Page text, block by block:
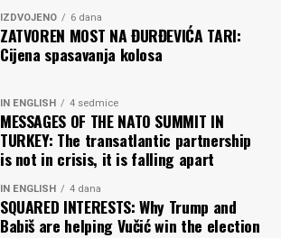
IZDVOJENO 6 dana
ZATVOREN MOST NA ĐURĐEVIĆA TARI:
Cijena spasavanja kolosa
IN ENGLISH 4 sedmice
MESSAGES OF THE NATO SUMMIT IN
TURKEY: The transatlantic partnership
is not in crisis, it is falling apart
IN ENGLISH 4 dana
SQUARED INTERESTS: Why Trump and
Babiš are helping Vučić win the election